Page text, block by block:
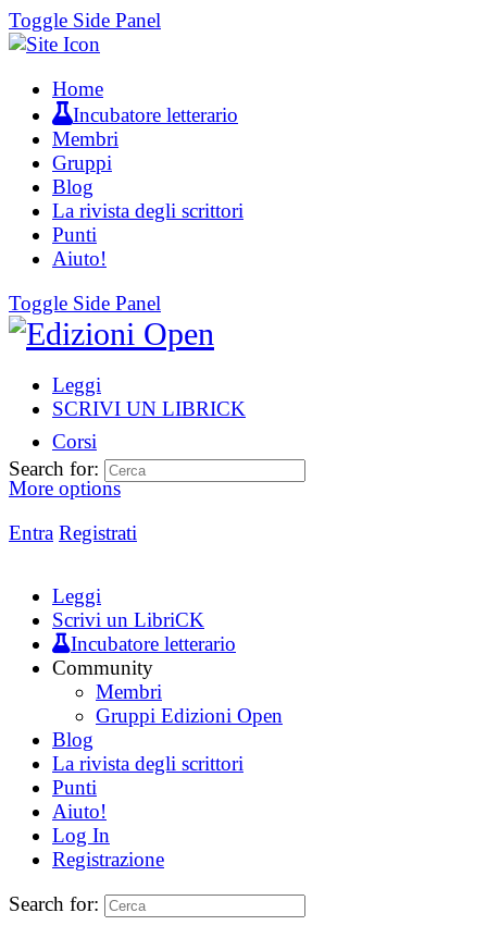
Toggle Side Panel
Home
Incubatore letterario
Membri
Gruppi
Blog
La rivista degli scrittori
Punti
Aiuto!
Toggle Side Panel
Leggi
SCRIVI UN LIBRICK
Corsi
More options
Entra Registrati
Search for:
Leggi
Scrivi un LibriCK
Incubatore letterario
Community
Membri
Gruppi Edizioni Open
Blog
La rivista degli scrittori
Punti
Aiuto!
Log In
Registrazione
Search for: